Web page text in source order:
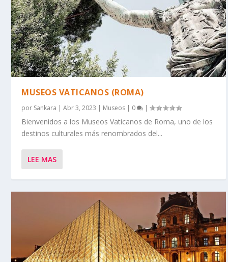
MUSEOS VATICANOS (ROMA)
por Sankara |Abr 3, 2023 | Museos | 0 |
Bienvenidos a los Museos Vaticanos de Roma, uno de los
destinos culturales más renombrados del...
LEE MAS